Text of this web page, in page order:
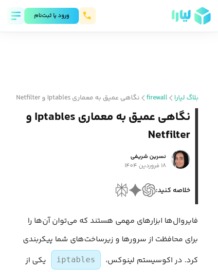
ورود يا ثبت‌نام
بلاگ لیارا firewall نگاهی عمیق به معماری Iptables و Netfilter
نگاهی عمیق به معماری Iptables و
Netfilter
نسرین شریفی
۱۸ فروردین ۱۴۰۴
خلاصه کنید:
فایروال‌ها ابزارهای مهمی هستند که می‌توان آن‌ها را
برای محافظت از سرورها و زیرساخت‌های شما پیکربندی
کرد. در اکوسیستم لینوکس،
iptables
یکی از